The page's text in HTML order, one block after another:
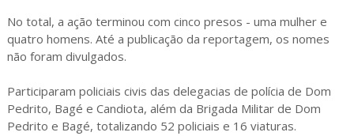
No total, a ação terminou com cinco presos - uma mulher e
quatro homens. Até a publicação da reportagem, os nomes
não foram divulgados.
Participaram policiais civis das delegacias de polícia de Dom
Pedrito, Bagé e Candiota, além da Brigada Militar de Dom
Pedrito e Bagé, totalizando 52 policiais e 16 viaturas.